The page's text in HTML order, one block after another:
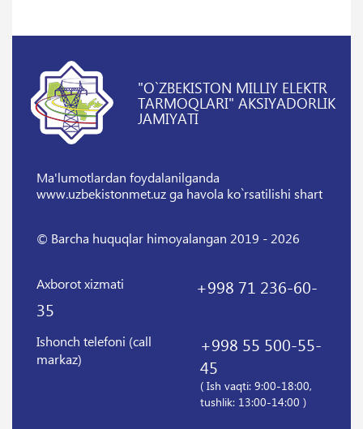
"O`ZBEKISTON MILLIY ELEKTR
TARMOQLARI" AKSIYADORLIK
JAMIYATI
Ma'lumotlardan foydalanilganda
www.uzbekistonmet.uz ga havola ko`rsatilishi shart
© Barcha huquqlar himoyalangan 2019 - 2026
Axborot xizmati
+998 71 236-60-
35
Ishonch telefoni (call
markaz)
+998 55 500-55-
45
( Ish vaqti: 9:00-18:00,
tushlik: 13:00-14:00 )